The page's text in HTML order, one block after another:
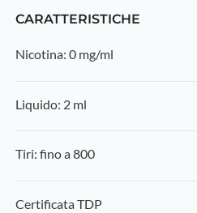
CARATTERISTICHE
Nicotina: 0 mg/ml
Liquido: 2 ml
Tiri: fino a 800
Certificata TDP